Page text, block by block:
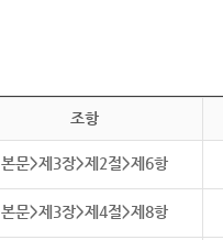
조항
본문>제3장>제2절>제6항
본문>제3장>제4절>제8항